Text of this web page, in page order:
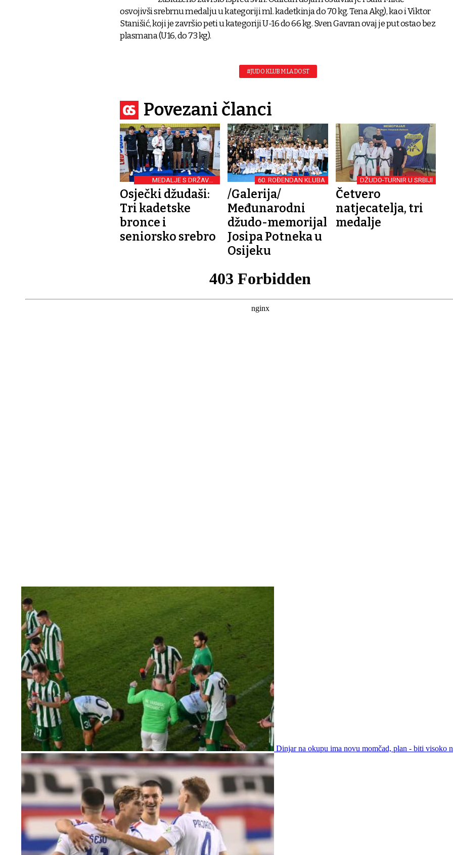
osvojivši srebrnu medalju u kategoriji ml. kadetkinja do 70 kg. Tena Akg), kao i Viktor
Stanišić, koji je završio peti u kategoriji U-16 do 66 kg. Sven Gavran ovaj je put ostao bez
plasmana (U16, do 73 kg).
#JUDO KLUB MLADOST
Povezani članci
MEDALJE S DRŽAVNE
SMOTRE
Osječki džudaši:
Tri kadetske
bronce i
seniorsko srebro
60. ROĐENDAN KLUBA
/Galerija/
Međunarodni
džudo-memorijal
Josipa Potneka u
Osijeku
DŽUDO-TURNIR U SRBIJI
Četvero
natjecatelja, tri
medalje
Dinjar na okupu ima novu momčad, plan - biti visoko